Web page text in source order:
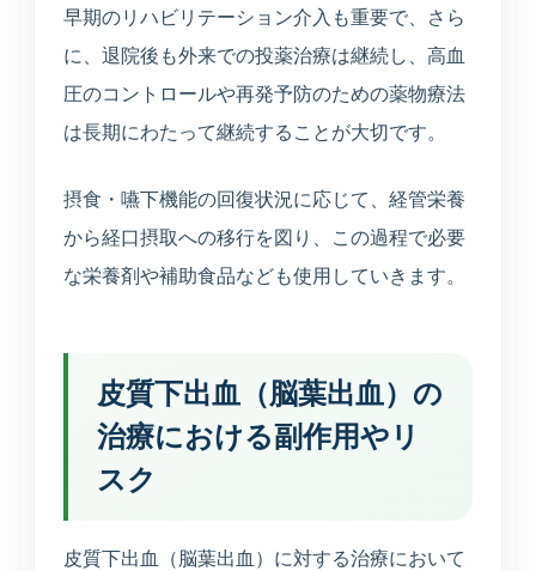
早期のリハビリテーション介入も重要で、さら
に、退院後も外来での投薬治療は継続し、高血
圧のコントロールや再発予防のための薬物療法
は長期にわたって継続することが大切です。
摂食・嚥下機能の回復状況に応じて、経管栄養
から経口摂取への移行を図り、この過程で必要
な栄養剤や補助食品なども使用していきます。
皮質下出血（脳葉出血）の
治療における副作用やリ
スク
皮質下出血（脳葉出血）に対する治療において